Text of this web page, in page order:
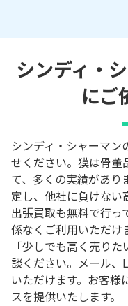
シンディ・
にご
シンディ・シャーマ
せください。獏は骨董
て、多くの実績があり
定し、他社に負けない
出張買取も無料で行っ
係なくご利用いただけ
「少しでも高く売り
談ください。メール、
いただけます。お客様
スを提供いたします。